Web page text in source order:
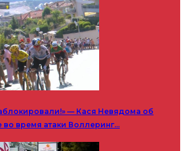
— Кася Невядома об
во время атаки Воллеринг…